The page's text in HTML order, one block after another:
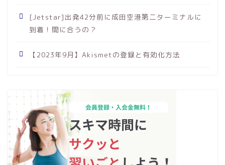
[Jetstar]出発42分前に成田空港第二ターミナルに
到着！間に合うの？
【2023年9月】Akismetの登録と有効化方法